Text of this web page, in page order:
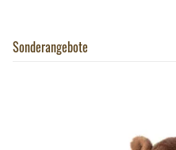
Sonderangebote